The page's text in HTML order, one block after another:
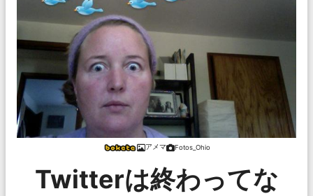
アメマ Fotos_Ohio
Twitterは終わってな